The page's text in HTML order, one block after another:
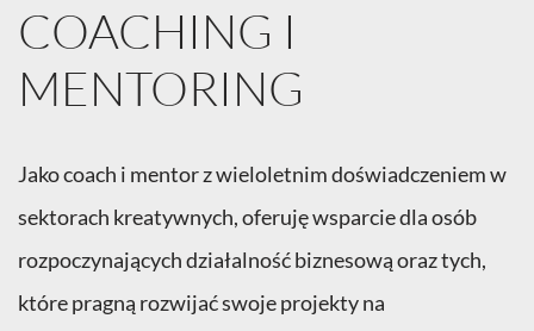
COACHING I
MENTORING
Jako coach i mentor z wieloletnim doświadczeniem w
sektorach kreatywnych, oferuję wsparcie dla osób
rozpoczynających działalność biznesową oraz tych,
które pragną rozwijać swoje projekty na